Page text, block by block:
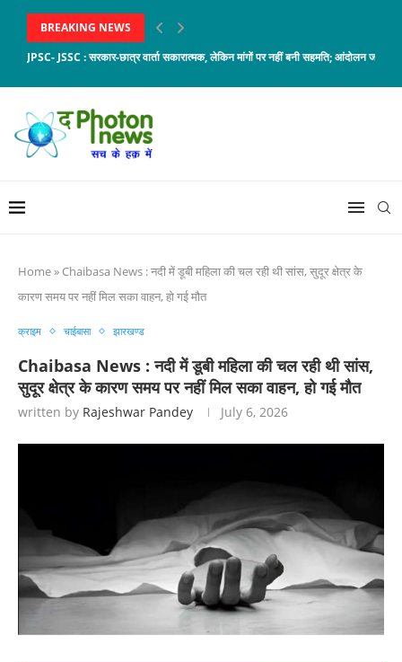
BREAKING NEWS
JPSC- JSSC : सरकार-छात्र वार्ता सकारात्मक, लेकिन मांगों पर नहीं बनी सहमति; आंदोलन जारी
Home» Chaibasa News : नदी में डूबी महिला की चल रही थी सांस, सुदूर क्षेत्र के
कारण समय पर नहीं मिल सका वाहन, हो गई मौत
क्राइम चाईबासा झारखण्ड
Chaibasa News : नदी में डूबी महिला की चल रही थी सांस,
सुदूर क्षेत्र के कारण समय पर नहीं मिल सका वाहन, हो गई मौत
written by Rajeshwar Pandey July 6, 2026